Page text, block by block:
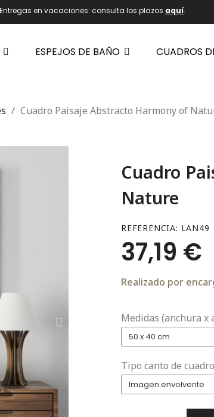
en vacaciones: consulta los plazos aquí.
ESPEJOS DE BAÑO CUADROS
Cuadro Paisaje Abstracto Harmony of
Cuadro
Nature
REFERENCIA LAN49
37,19 €
Realizado por
Medidas (anchura x
Tipo canto de cuadro